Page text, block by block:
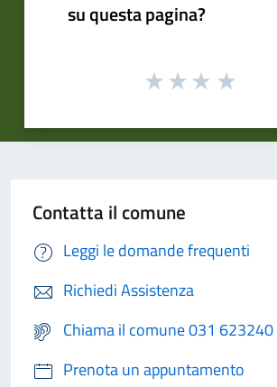
su questa pagina?
Contatta il comune
Leggi le domande frequenti
Richiedi Assistenza
Chiama il comune 031 623240
Prenota un appuntamento